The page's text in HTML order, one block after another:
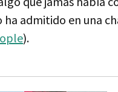
ha admitido en una
).